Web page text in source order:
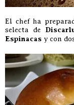
El chef ha
selecta de
Espinacas y con